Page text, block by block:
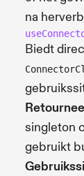
na
Biedt
singleton
gebruikt